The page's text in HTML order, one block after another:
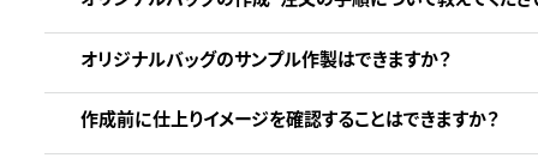
オリジナルバッグのサンプル作製はできますか？
作成前に仕上りイメージを確認することはできますか？